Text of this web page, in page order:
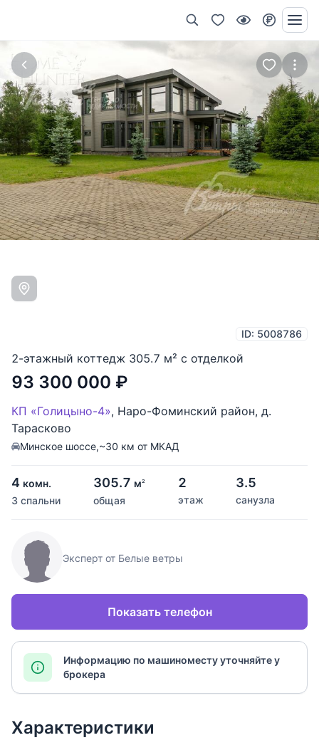
ID: 5008786
2-этажный коттедж 305.7 м² с отделкой
93 300 000 ₽
КП «Голицыно-4», Наро-Фоминский район, д.
Тарасково
Минское шоссе,~30 км от МКАД
4 комн.
3 спальни
305.7 м2
общая
2
этаж
3.5
санузла
Эксперт от Белые ветры
Показать телефон
Информацию по машиноместу уточняйте у
брокера
Характеристики